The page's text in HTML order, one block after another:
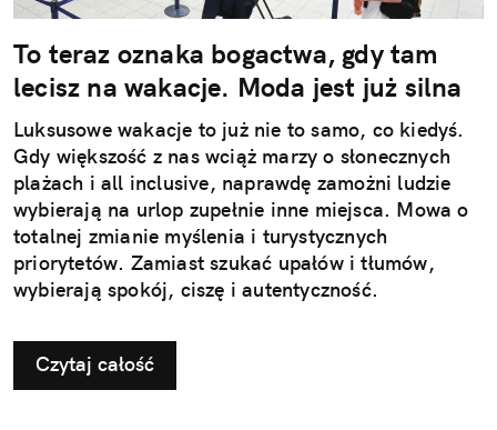
To teraz oznaka bogactwa, gdy tam
lecisz na wakacje. Moda jest już silna
Luksusowe wakacje to już nie to samo, co kiedyś.
Gdy większość z nas wciąż marzy o słonecznych
plażach i all inclusive, naprawdę zamożni ludzie
wybierają na urlop zupełnie inne miejsca. Mowa o
totalnej zmianie myślenia i turystycznych
priorytetów. Zamiast szukać upałów i tłumów,
wybierają spokój, ciszę i autentyczność.
Czytaj całość